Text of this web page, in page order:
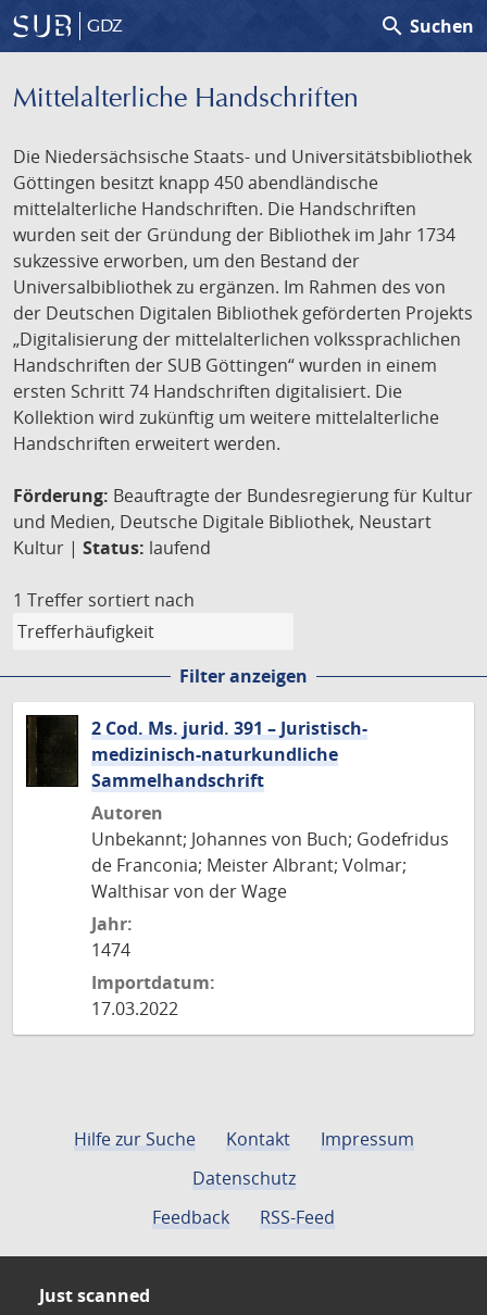
GDZ search Suchen
Mittelalterliche Handschriften
Die Niedersächsische Staats- und Universitätsbibliothek
Göttingen besitzt knapp 450 abendländische
mittelalterliche Handschriften. Die Handschriften
wurden seit der Gründung der Bibliothek im Jahr 1734
sukzessive erworben, um den Bestand der
Universalbibliothek zu ergänzen. Im Rahmen des von
der Deutschen Digitalen Bibliothek geförderten Projekts
„Digitalisierung der mittelalterlichen volkssprachlichen
Handschriften der SUB Göttingen“ wurden in einem
ersten Schritt 74 Handschriften digitalisiert. Die
Kollektion wird zukünftig um weitere mittelalterliche
Handschriften erweitert werden.
Förderung: Beauftragte der Bundesregierung für Kultur
und Medien, Deutsche Digitale Bibliothek, Neustart
Kultur | Status: laufend
1 Treffer sortiert nach
Filter anzeigen
2 Cod. Ms. jurid. 391 – Juristisch-
medizinisch-naturkundliche
Sammelhandschrift
Autoren
Unbekannt; Johannes von Buch; Godefridus
de Franconia; Meister Albrant; Volmar;
Walthisar von der Wage
Jahr:
1474
Importdatum:
17.03.2022
Hilfe zur Suche Kontakt
Impressum
Datenschutz
Feedback
RSS-Feed
Just scanned